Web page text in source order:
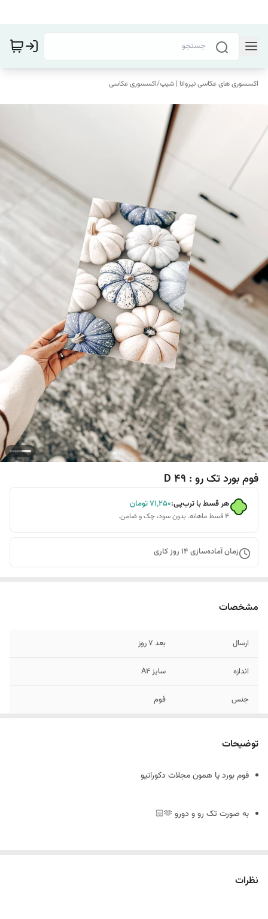
اکسسوری های عکاسی نیروانا | شیپ/اکسسوری عکاسی
فوم بورد تک رو : D 49
هر قسط با ترب‌پی:۷۱٬۲۵۰تومان
۴ قسط ماهانه. بدون سود، چک و ضامن.
زمان آماده‌سازی 14 روز کاری
مشخصات
ارسال بعد 7 روز
اندازه سایز A4
جنس فوم
توضیحات
فوم بورد یا همون مجلات دکوراتیو
به صورت تک رو و دورو 🫶🏻
نظرات